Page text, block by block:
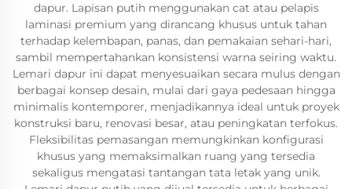
dapur. Lapisan putih menggunakan cat atau pelapis
laminasi premium yang dirancang khusus untuk tahan
terhadap kelembapan, panas, dan pemakaian sehari-hari,
sambil mempertahankan konsistensi warna seiring waktu.
Lemari dapur ini dapat menyesuaikan secara mulus dengan
berbagai konsep desain, mulai dari gaya pedesaan hingga
minimalis kontemporer, menjadikannya ideal untuk proyek
konstruksi baru, renovasi besar, atau peningkatan terfokus.
Fleksibilitas pemasangan memungkinkan konfigurasi
khusus yang memaksimalkan ruang yang tersedia
sekaligus mengatasi tantangan tata letak yang unik.